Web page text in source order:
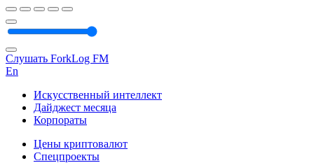
Слушать ForkLog FM
En
Искусственный интеллект
Дайджест месяца
Корпораты
Цены криптовалют
Спецпроекты